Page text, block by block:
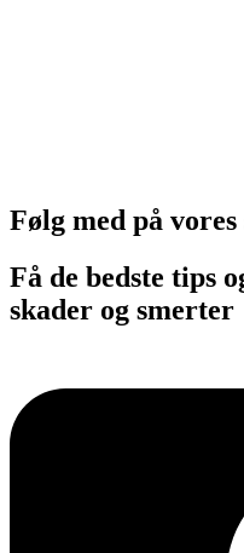
Følg med på
Få de bedste tips
skader og smerter